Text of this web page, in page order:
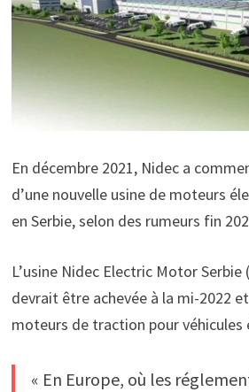
En décembre 2021, Nidec a
d’une nouvelle usine de moteurs
en Serbie, selon des rumeurs fin
L’usine Nidec Electric Motor Serbie
devrait être achevée à la mi-2022
moteurs de traction pour véhicules
« En Europe, où les